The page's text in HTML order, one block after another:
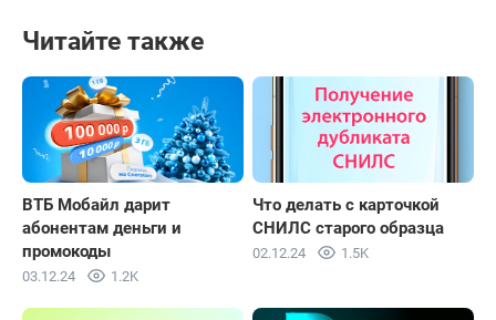
Читайте также
ВТБ Мобайл дарит
абонентам деньги и
промокоды
03.12.24 1.2K
Что делать с карточкой
СНИЛС старого образца
02.12.24 1.5K